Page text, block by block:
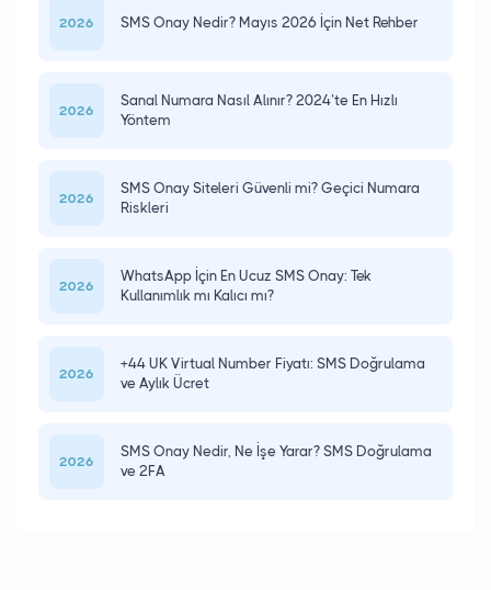
2026 SMS Onay Nedir? Mayıs 2026 İçin Net Rehber
2026
Sanal Numara Nasıl Alınır? 2024’te En Hızlı
Yöntem
2026
SMS Onay Siteleri Güvenli mi? Geçici Numara
Riskleri
2026
WhatsApp İçin En Ucuz SMS Onay: Tek
Kullanımlık mı Kalıcı mı?
2026
+44 UK Virtual Number Fiyatı: SMS Doğrulama
ve Aylık Ücret
2026
SMS Onay Nedir, Ne İşe Yarar? SMS Doğrulama
ve 2FA